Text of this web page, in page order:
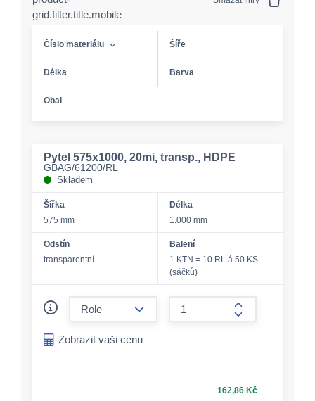
grid.filter.title.mobile
Číslo materiálu Šíře
Délka Barva
Obal
Pytel 575x1000, 20mi, transp., HDPE
GBAG/61200/RL
Skladem
Šířka
575 mm
Délka
1.000 mm
Odstín
transparentní
Balení
1 KTN = 10 RL á 50 KS
(sáčků)
form.increase-
Zobrazit vaši cenu
162,86 Kč